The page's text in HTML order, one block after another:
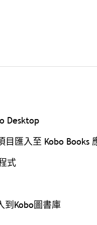
Desktop
目匯入至 Kobo Books
式
到Kobo圖書庫